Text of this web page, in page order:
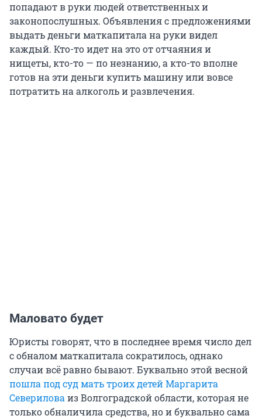
попадают в руки людей ответственных и
законопослушных. Объявления с предложениями
выдать деньги маткапитала на руки видел
каждый. Кто-то идет на это от отчаяния и
нищеты, кто-то — по незнанию, а кто-то вполне
готов на эти деньги купить машину или вовсе
потратить на алкоголь и развлечения.
Маловато будет
Юристы говорят, что в последнее время число дел
с обналом маткапитала сократилось, однако
случаи всё равно бывают. Буквально этой весной
пошла под суд мать троих детей Маргарита
Севериловаиз Волгоградской области, которая не
только обналичила средства, но и буквально сама